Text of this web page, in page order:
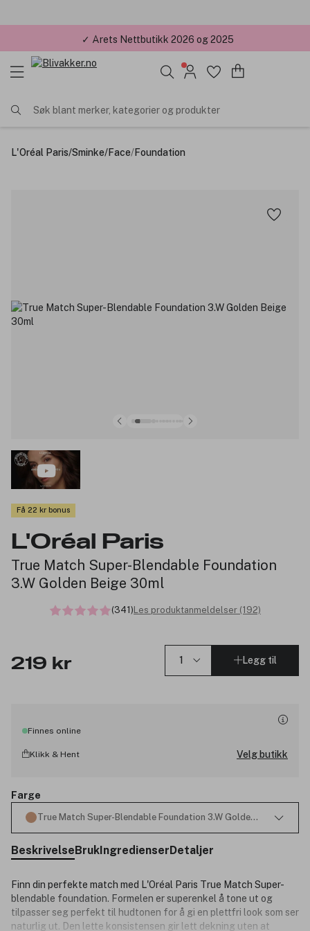
✓ Årets Nettbutikk 2026 og 2025
Søk blant merker, kategorier og produkter
L'Oréal Paris/Sminke/Face/Foundation
Få 22 kr bonus
L'Oréal Paris
True Match Super-Blendable Foundation
3.W Golden Beige 30ml
(341)Les produktanmeldelser (192)
219 kr Legg til
Finnes online
Klikk & Hent Velg butikk
Farge
True Match Super-Blendable Foundation 3.W Golden Beige 30ml
BeskrivelseBrukIngredienserDetaljer
Finn din perfekte match med L'Oréal Paris True Match Super-
blendable foundation. Formelen er superenkel å tone ut og
tilpasser seg perfekt til hudtonen for å gi en plettfri look som ser
naturlig ut. Den lette konsistensen gir lett dekning uten at